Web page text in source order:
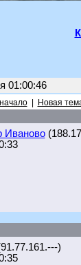
01:00:46
| Новая
Иваново
)